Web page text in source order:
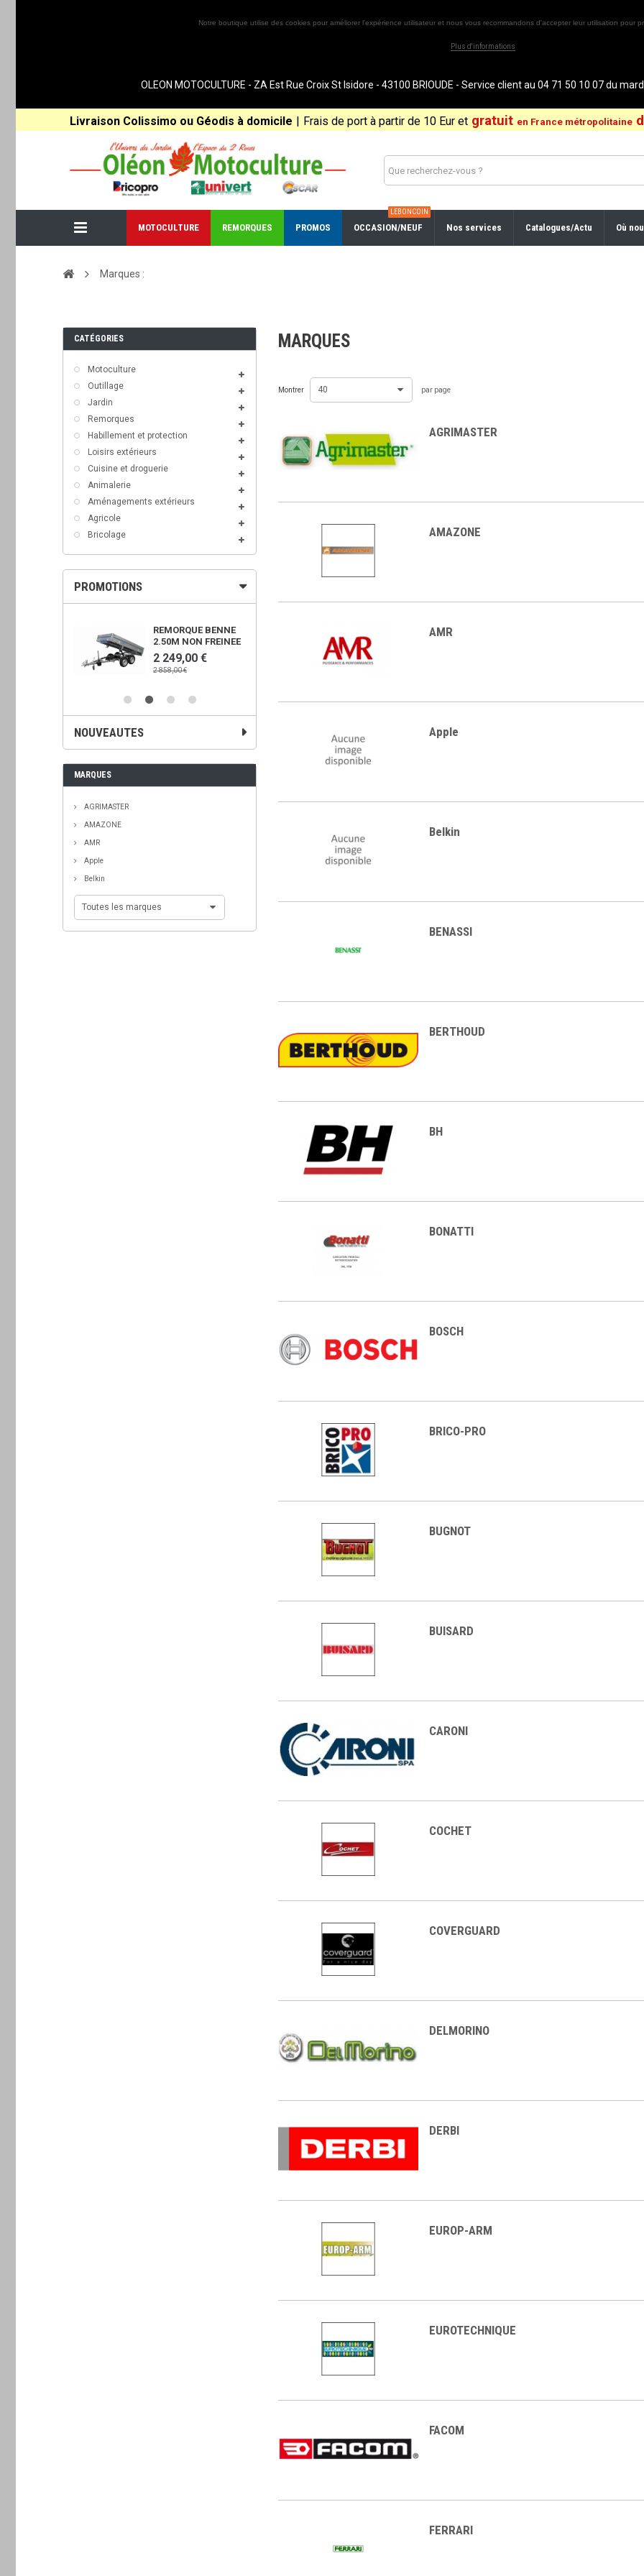
Notre boutique utilise des cookies pour améliorer l'expérience utilisateur et nous vous recommandons d'accepter leur utilisation pour
Plus d'informations
OLEON MOTOCULTURE - ZA Est Rue Croix St Isidore - 43100 BRIOUDE - Service client au 04 71 50 10 07 du
Livraison Colissimo ou Géodis à domicile | Frais de port à partir de 10 Eur et gratuit en France métropolitaine
MOTOCULTURE REMORQUES PROMOS OCCASION/NEUF
LEBONCOIN
Nos services Catalogues/Actu Où
Marques :
CATÉGORIES
Motoculture
Outillage
Jardin
Remorques
Habillement et protection
Loisirs extérieurs
Cuisine et droguerie
Animalerie
Aménagements extérieurs
Agricole
Bricolage
PROMOTIONS
REMORQUE BENNE
2.50M NON FREINEE
2 249,00 €
2 858,00 €
AM430X
2 199,00 €
NOUVEAUTES
MARQUES
AGRIMASTER
AMAZONE
AMR
Apple
Belkin
Toutes les marques
MARQUES
Montrer 40 par page
AGRIMASTER
AMAZONE
AMR
Apple
Belkin
BENASSI
BERTHOUD
BH
BONATTI
BOSCH
BRICO-PRO
BUGNOT
BUISARD
CARONI
COCHET
COVERGUARD
DELMORINO
DERBI
EUROP-ARM
EUROTECHNIQUE
FACOM
FERRARI